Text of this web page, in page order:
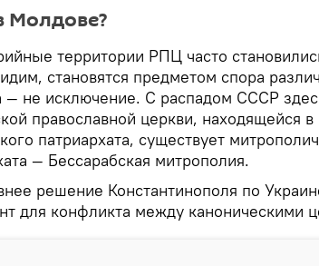
Молдове?
территории РПЦ часто
становятся предметом спора
— не исключение. С распадом СССР
православной церкви, находящейся
патриархата, существует
— Бессарабская митрополия.
решение Константинополя по
для конфликта между каноническими